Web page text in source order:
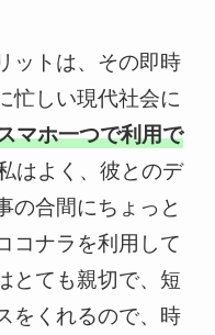
ットは、その即時
忙しい現代社会に
マホ一つで利用で
はよく、彼とのデ
の合間にちょっと
コナラを利用して
とても親切で、短
をくれるので、時